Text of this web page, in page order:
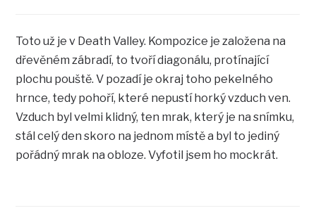
Toto už je v Death Valley. Kompozice je založena na
dřevěném zábradí, to tvoří diagonálu, protínající
plochu pouště. V pozadí je okraj toho pekelného
hrnce, tedy pohoří, které nepustí horký vzduch ven.
Vzduch byl velmi klidný, ten mrak, který je na snímku,
stál celý den skoro na jednom místě a byl to jediný
pořádný mrak na obloze. Vyfotil jsem ho mockrát.